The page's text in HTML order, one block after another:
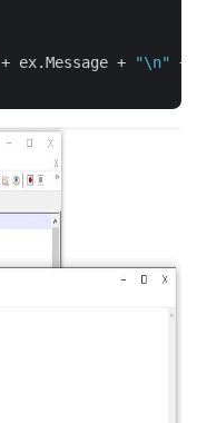
+ ex.Message + "\n"
+